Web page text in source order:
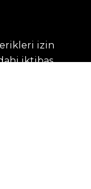
izin
iktibas